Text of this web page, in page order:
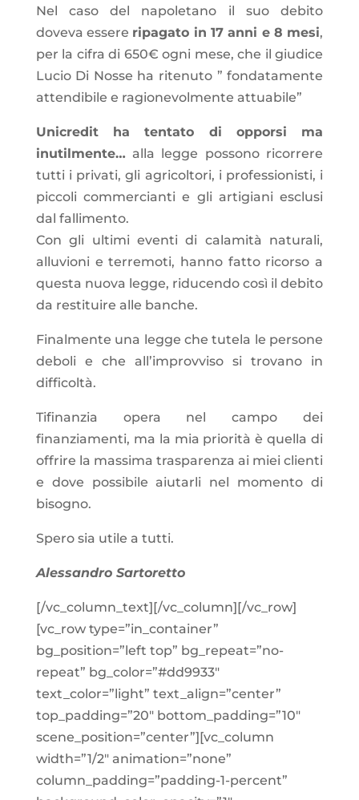
Nel caso del napoletano il suo debito
doveva essere ripagato in 17 anni e 8 mesi,
per la cifra di 650€ ogni mese, che il giudice
Lucio Di Nosse ha ritenuto ” fondatamente
attendibile e ragionevolmente attuabile”
Unicredit ha tentato di opporsi ma
inutilmente…alla legge possono ricorrere
tutti i privati, gli agricoltori, i professionisti, i
piccoli commercianti e gli artigiani esclusi
dal fallimento.
Con gli ultimi eventi di calamità naturali,
alluvioni e terremoti, hanno fatto ricorso a
questa nuova legge, riducendo così il debito
da restituire alle banche.
Finalmente una legge che tutela le persone
deboli e che all’improvviso si trovano in
difficoltà.
Tifinanzia opera nel campo dei
finanziamenti, ma la mia priorità è quella di
offrire la massima trasparenza ai miei clienti
e dove possibile aiutarli nel momento di
bisogno.
Spero sia utile a tutti.
Alessandro Sartoretto
[/vc_column_text][/vc_column][/vc_row]
[vc_row type=”in_container”
bg_position=”left top” bg_repeat=”no-
repeat” bg_color=”#dd9933″
text_color=”light” text_align=”center”
top_padding=”20″ bottom_padding=”10″
scene_position=”center”][vc_column
width=”1/2″ animation=”none”
column_padding=”padding-1-percent”